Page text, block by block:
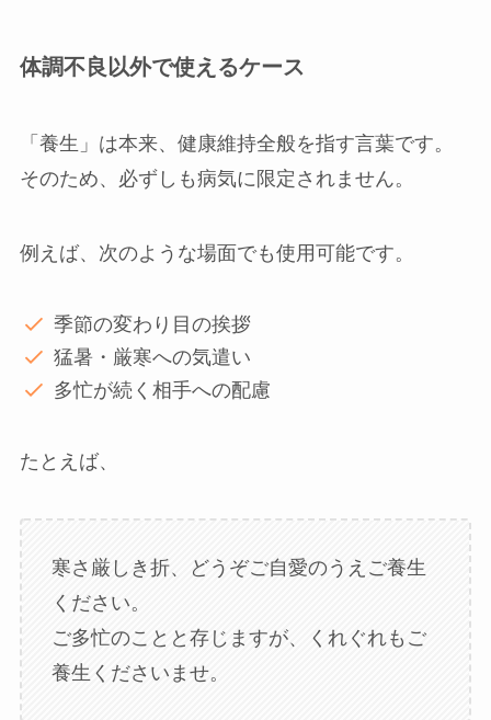
体調不良以外で使えるケース
「養生」は本来、健康維持全般を指す言葉です。
そのため、必ずしも病気に限定されません。
例えば、次のような場面でも使用可能です。
季節の変わり目の挨拶
猛暑・厳寒への気遣い
多忙が続く相手への配慮
たとえば、
寒さ厳しき折、どうぞご自愛のうえご養生
ください。
ご多忙のことと存じますが、くれぐれもご
養生くださいませ。